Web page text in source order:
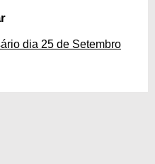
dia 25 de Setembro